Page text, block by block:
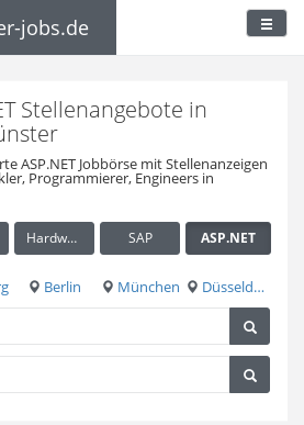
jobs.de
Stellenangebote in
ASP.NET Jobbörse mit Stellenanzeigen
Programmierer, Engineers in
Hardware / Embedded SAP ASP.NET
Berlin München Düsseldorf